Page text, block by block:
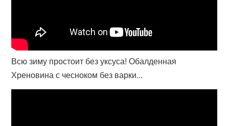
Всю зиму простоит без уксуса! Обалденная
Хреновина с чесноком без варки...